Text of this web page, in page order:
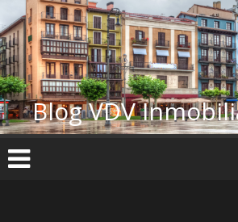
al
contenido
Blog VDV